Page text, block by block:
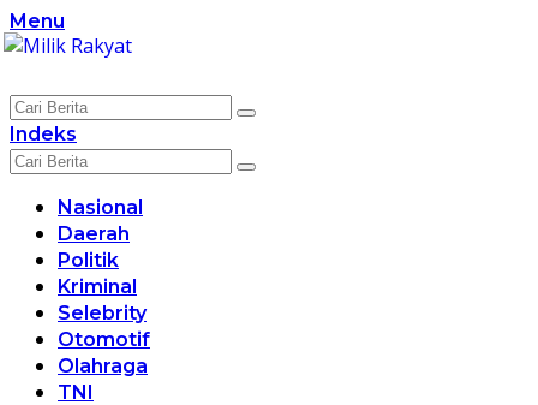
Langsung
ke
Menu
Indeks
Nasional
Daerah
Politik
Kriminal
Selebrity
Otomotif
Olahraga
TNI